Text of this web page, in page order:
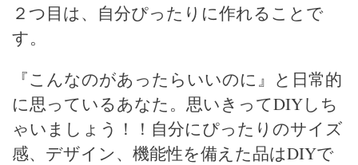
２つ目は、自分ぴったりに作れることで
す。
『こんなのがあったらいいのに』と日常的
に思っているあなた。思いきってDIYしち
ゃいましょう！！自分にぴったりのサイズ
感、デザイン、機能性を備えた品はDIYで